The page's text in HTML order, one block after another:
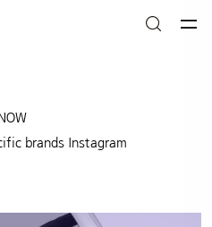
NOW
brands Instagram